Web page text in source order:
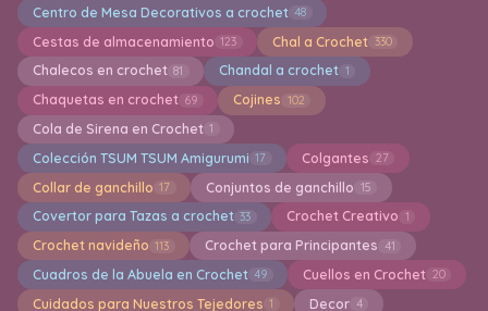
Centro de Mesa Decorativos a crochet 48
Cestas de almacenamiento 123 Chal a Crochet 330
Chalecos en crochet 81 Chandal a crochet 1
Chaquetas en crochet 69 Cojines 102
Cola de Sirena en Crochet 1
Colección TSUM TSUM Amigurumi 17 Colgantes 27
Collar de ganchillo 17 Conjuntos de ganchillo 15
Covertor para Tazas a crochet 33 Crochet Creativo 1
Crochet navideño 113 Crochet para Principantes 41
Cuadros de la Abuela en Crochet 49 Cuellos en Crochet 20
Cuidados para Nuestros Tejedores 1 Decor 4